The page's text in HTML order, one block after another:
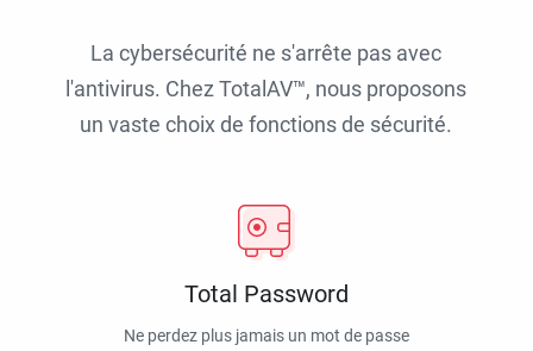
La cybersécurité ne s'arrête pas avec
l'antivirus. Chez TotalAV™, nous proposons
un vaste choix de fonctions de sécurité.
Total Password
Ne perdez plus jamais un mot de passe